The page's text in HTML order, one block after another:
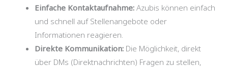
Einfache Kontaktaufnahme: Azubis können einfach
und schnell auf Stellenangebote oder
Informationen reagieren.
Direkte Kommunikation: Die Möglichkeit, direkt
über DMs (Direktnachrichten) Fragen zu stellen,